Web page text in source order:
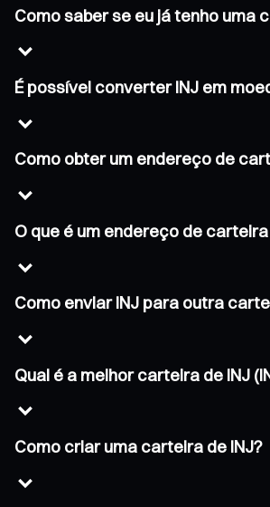
Como saber se eu já tenho uma
É possível converter INJ em
Como obter um endereço de
O que é um endereço de carteira
Como enviar INJ para outra
Qual é a melhor carteira de INJ
Como criar uma carteira de INJ?